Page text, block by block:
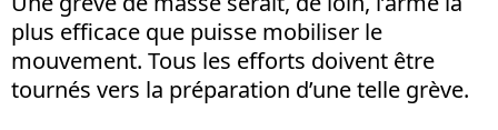
plus efficace que puisse mobiliser le
mouvement. Tous les efforts doivent être
tournés vers la préparation d’une telle grève.